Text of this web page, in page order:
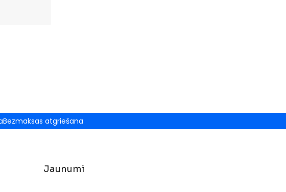
Bezmaksas atgriešana
Jaunumi